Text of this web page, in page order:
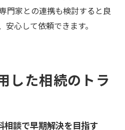
門家との連携も検討すると良
心して依頼できます。
した相続のトラ
談で早期解決を目指す